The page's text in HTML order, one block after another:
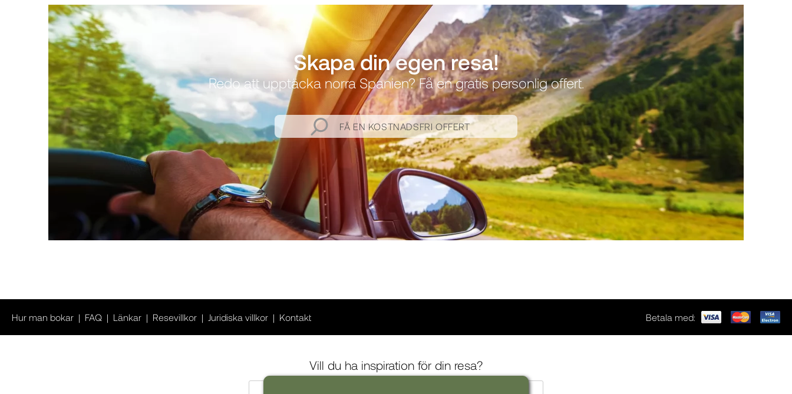
Skapa din egen resa!
Redo att upptäcka norra Spanien? Få en gratis personlig offert.
FÅ EN KOSTNADSFRI OFFERT
Hur man bokar FAQ Länkar Resevillkor Juridiska villkor Kontakt Betala med:
Vill du ha inspiration för din resa?